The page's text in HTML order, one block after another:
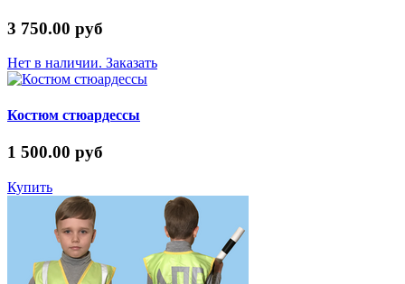
3 750.00 руб
Нет в наличии. Заказать
Костюм стюардессы
1 500.00 руб
Купить